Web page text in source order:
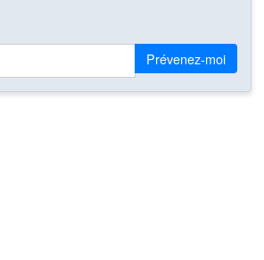
Prévenez-moi